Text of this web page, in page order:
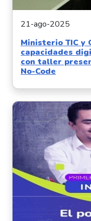
21-ago-2025
Ministerio TIC y
capacidades
con taller
No-Code